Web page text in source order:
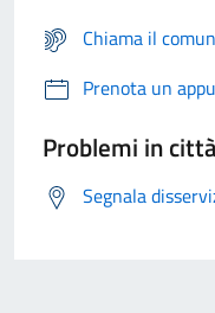
Chiama il
Prenota un
Problemi in città
Segnala